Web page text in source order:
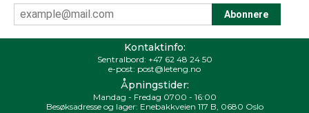
Kontaktinfo:
Sentralbord: +47 62 48 24 50
e-post: post@leteng.no
Åpningstider:
Mandag - Fredag 0700 - 16:00
Besøksadresse og lager: Enebakkveien 117 B, 0680 Oslo